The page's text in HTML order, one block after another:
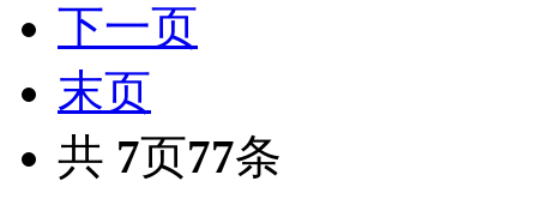
下一页
末页
共 7页77条